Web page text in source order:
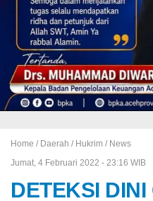
Home / Daerah / Hukrim / News
Jumat, 4 Februari 2022 - 23:16 WIB
DETEKSI